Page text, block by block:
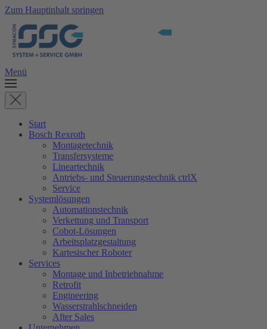
Zum Hauptinhalt springen
Menü
Start
Bosch Rexroth
Montagetechnik
Transfersysteme
Lineartechnik
Antriebs- und Steuerungstechnik ctrlX
Service
Systemlösungen
Automationstechnik
Verkettung und Transport
Cobot-Lösungen
Arbeitsplatzgestaltung
Kartesischer Roboter
Services
Montage und Inbetriebnahme
Retrofit
Engineering
Wasserstrahlschneiden
After Sales